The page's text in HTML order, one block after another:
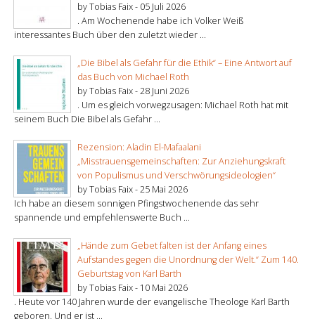
by Tobias Faix - 05 Juli 2026
. Am Wochenende habe ich Volker Weiß
interessantes Buch über den zuletzt wieder ...
„Die Bibel als Gefahr für die Ethik“ – Eine Antwort auf
das Buch von Michael Roth
by Tobias Faix -28 Juni 2026
. Um es gleich vorwegzusagen: Michael Roth hat mit
seinem Buch Die Bibel als Gefahr ...
Rezension: Aladin El-Mafaalani
„Misstrauensgemeinschaften: Zur Anziehungskraft
von Populismus und Verschwörungsideologien“
by Tobias Faix -25 Mai 2026
Ich habe an diesem sonnigen Pfingstwochenende das sehr
spannende und empfehlenswerte Buch ...
„Hände zum Gebet falten ist der Anfang eines
Aufstandes gegen die Unordnung der Welt.“ Zum 140.
Geburtstag von Karl Barth
by Tobias Faix - 10 Mai 2026
. Heute vor 140 Jahren wurde der evangelische Theologe Karl Barth
geboren. Und er ist ...